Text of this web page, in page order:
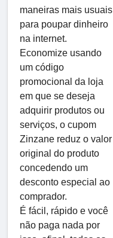
maneiras mais usuais
para poupar dinheiro
na internet.
Economize usando
um código
promocional da loja
em que se deseja
adquirir produtos ou
serviços, o cupom
Zinzane reduz o valor
original do produto
concedendo um
desconto especial ao
comprador.
É fácil, rápido e você
não paga nada por